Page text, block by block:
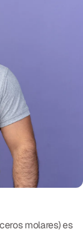
molares) es